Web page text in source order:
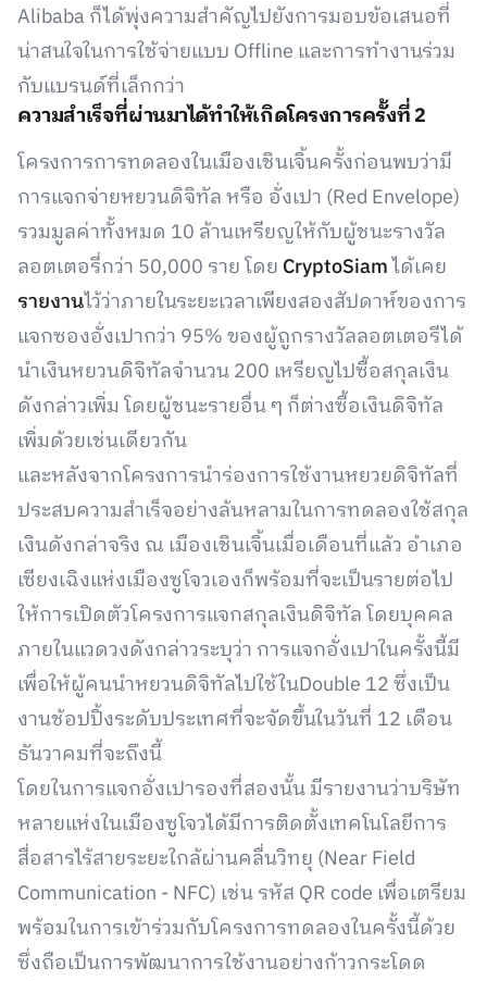
Alibaba ก็ได้พุ่งความสำคัญไปยังการมอบข้อเสนอที่
น่าสนใจในการใช้จ่ายแบบ Offline และการทำงานร่วม
กับแบรนด์ที่เล็กกว่า
ความสำเร็จที่ผ่านมาได้ทำให้เกิดโครงการครั้งที่ 2
โครงการการทดลองในเมืองเชินเจิ้นครั้งก่อนพบว่ามี
การแจกจ่ายหยวนดิจิทัล หรือ อั่งเปา (Red Envelope)
รวมมูลค่าทั้งหมด 10 ล้านเหรียญให้กับผู้ชนะรางวัล
ลอตเตอรี่กว่า 50,000 ราย โดย CryptoSiamได้เคย
รายงานไว้ว่าภายในระยะเวลาเพียงสองสัปดาห์ของการ
แจกซองอั่งเปากว่า 95% ของผู้ถูกรางวัลลอตเตอรีได้
นำเงินหยวนดิจิทัลจำนวน 200 เหรียญไปซื้อสกุลเงิน
ดังกล่าวเพิ่ม โดยผู้ชนะรายอื่น ๆ ก็ต่างซื้อเงินดิจิทัล
เพิ่มด้วยเช่นเดียวกัน
และหลังจากโครงการนำร่องการใช้งานหยวยดิจิทัลที่
ประสบความสำเร็จอย่างล้นหลามในการทดลองใช้สกุล
เงินดังกล่าจริง ณ เมืองเชินเจิ้นเมื่อเดือนที่แล้ว อำเภอ
เซียงเฉิงแห่งเมืองซูโจวเองก็พร้อมที่จะเป็นรายต่อไป
ให้การเปิดตัวโครงการแจกสกุลเงินดิจิทัล โดยบุคคล
ภายในแวดวงดังกล่าวระบุว่า การแจกอั่งเปาในครั้งนี้มี
เพื่อให้ผู้คนนำหยวนดิจิทัลไปใช้ในDouble 12 ซึ่งเป็น
งานช้อปปิ้งระดับประเทศที่จะจัดขึ้นในวันที่ 12 เดือน
ธันวาคมที่จะถึงนี้
โดยในการแจกอั่งเปารองที่สองนั้น มีรายงานว่าบริษัท
หลายแห่งในเมืองซูโจวได้มีการติดตั้งเทคโนโลยีการ
สื่อสารไร้สายระยะใกล้ผ่านคลื่นวิทยุ (Near Field
Communication - NFC) เช่น รหัส QR code เพื่อเตรียม
พร้อมในการเข้าร่วมกับโครงการทดลองในครั้งนี้ด้วย
ซึ่งถือเป็นการพัฒนาการใช้งานอย่างก้าวกระโดด